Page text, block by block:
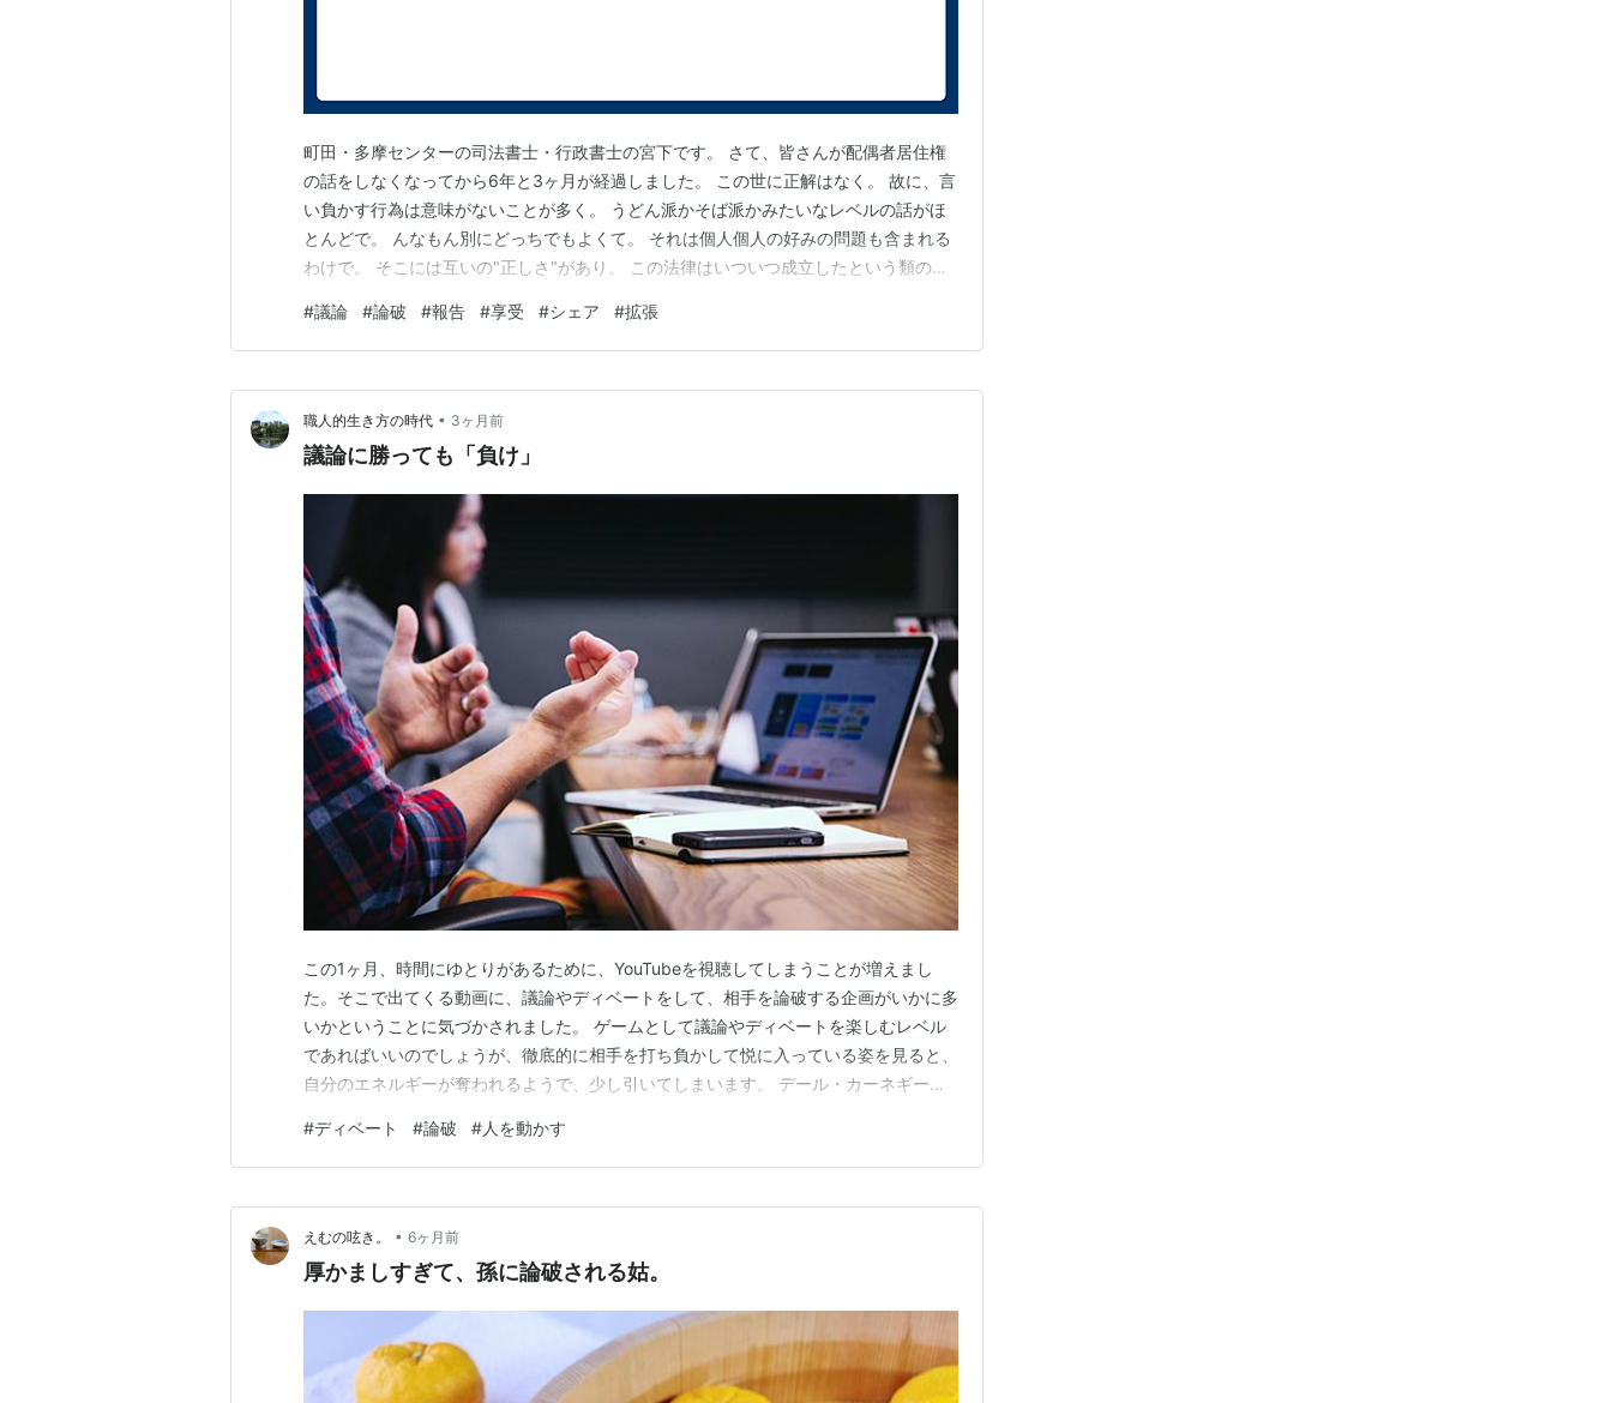
町田・多摩センターの司法書士・行政書士の宮下です。 さて、皆さんが配偶者居住権
の話をしなくなってから6年と3ヶ月が経過しました。 この世に正解はなく。 故に、言
い負かす行為は意味がないことが多く。 うどん派かそば派かみたいなレベルの話がほ
とんどで。 んなもん別にどっちでもよくて。 それは個人個人の好みの問題も含まれる
わけで。 そこには互いの"正しさ"があり。 この法律はいついつ成立したという類の確
解とかではない話に、正解か不正解か無理矢理付けようとしてるだけかもしれなくて。
議論しても無駄であって。 住む世界が違う…
#議論 #論破 #報告 #享受 #シェア #拡張
職人的生き方の時代 • 3ヶ月前
議論に勝っても「負け」
この1ヶ月、時間にゆとりがあるために、YouTubeを視聴してしまうことが増えまし
た。そこで出てくる動画に、議論やディベートをして、相手を論破する企画がいかに多
いかということに気づかされました。 ゲームとして議論やディベートを楽しむレベル
であればいいのでしょうが、徹底的に相手を打ち負かして悦に入っている姿を見ると、
自分のエネルギーが奪われるようで、少し引いてしまいます。 デール・カーネギーの
けたのだ、という趣旨のことが書かれていたことを思い出します。 議論に勝っても負
けたのだ、という部分の理由は、議論に勝っても、相手…
#ディベート #論破 #人を動かす
えむの呟き。 • 6ヶ月前
厚かましすぎて、孫に論破される姑。